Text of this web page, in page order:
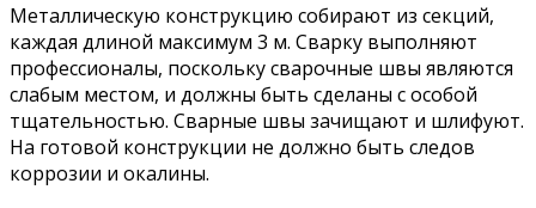
Металлическую конструкцию собирают из секций,
каждая длиной максимум 3 м. Сварку выполняют
профессионалы, поскольку сварочные швы являются
слабым местом, и должны быть сделаны с особой
тщательностью. Сварные швы зачищают и шлифуют.
На готовой конструкции не должно быть следов
коррозии и окалины.